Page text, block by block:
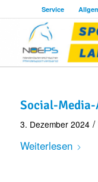
Service
Social-
3. Dezember 2024 /
Weiterlesen